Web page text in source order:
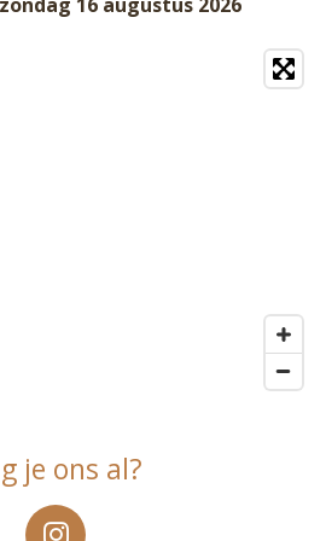
16 augustus 2026
je ons al?